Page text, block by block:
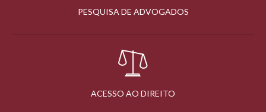
PESQUISA DE ADVOGADOS
ACESSO AO DIREITO